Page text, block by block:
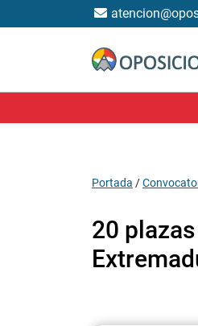
Portada /
20